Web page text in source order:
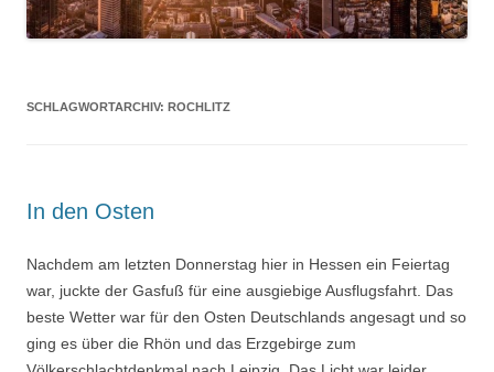
SCHLAGWORTARCHIV: ROCHLITZ
In den Osten
Nachdem am letzten Donnerstag hier in Hessen ein Feiertag
war, juckte der Gasfuß für eine ausgiebige Ausflugsfahrt. Das
beste Wetter war für den Osten Deutschlands angesagt und so
ging es über die Rhön und das Erzgebirge zum